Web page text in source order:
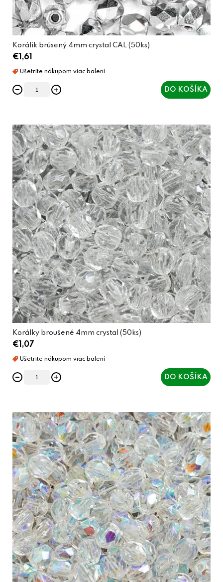
v
Korálik brúsený 4mm crystal CAL (50ks)
€1,61
DO KOŠÍKA
Korálky broušené 4mm crystal (50ks)
€1,07
DO KOŠÍKA